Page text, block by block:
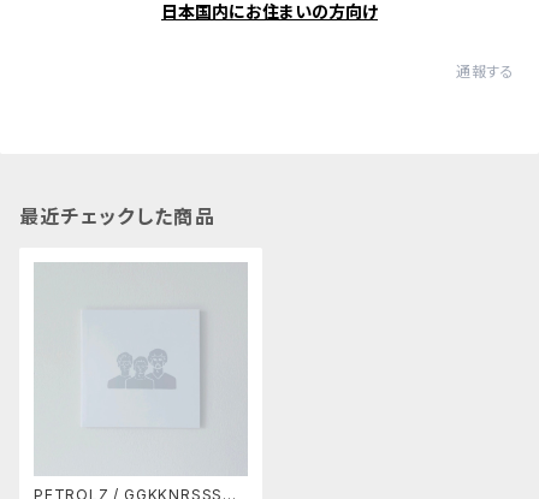
日本国内にお住まいの方向け
通報する
最近チェックした商品
PETROLZ / GGKKNRSSST